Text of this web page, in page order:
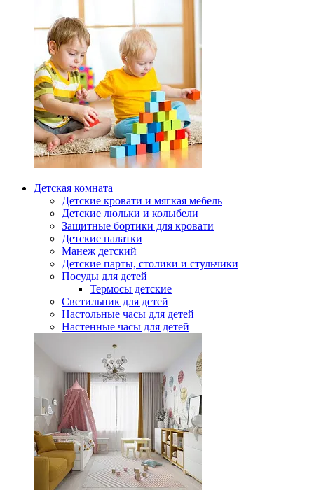
Детская комната
Детские кровати и мягкая мебель
Детские люльки и колыбели
Защитные бортики для кровати
Детские палатки
Манеж детский
Детские парты, столики и стульчики
Посуды для детей
Термосы детские
Светильник для детей
Настольные часы для детей
Настенные часы для детей